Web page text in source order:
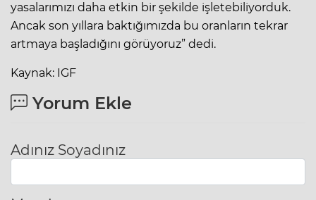
yasalarımızı daha etkin bir şekilde işletebiliyorduk.
Ancak son yıllara baktığımızda bu oranların tekrar
artmaya başladığını görüyoruz” dedi.
Kaynak: IGF
Yorum Ekle
Adınız Soyadınız